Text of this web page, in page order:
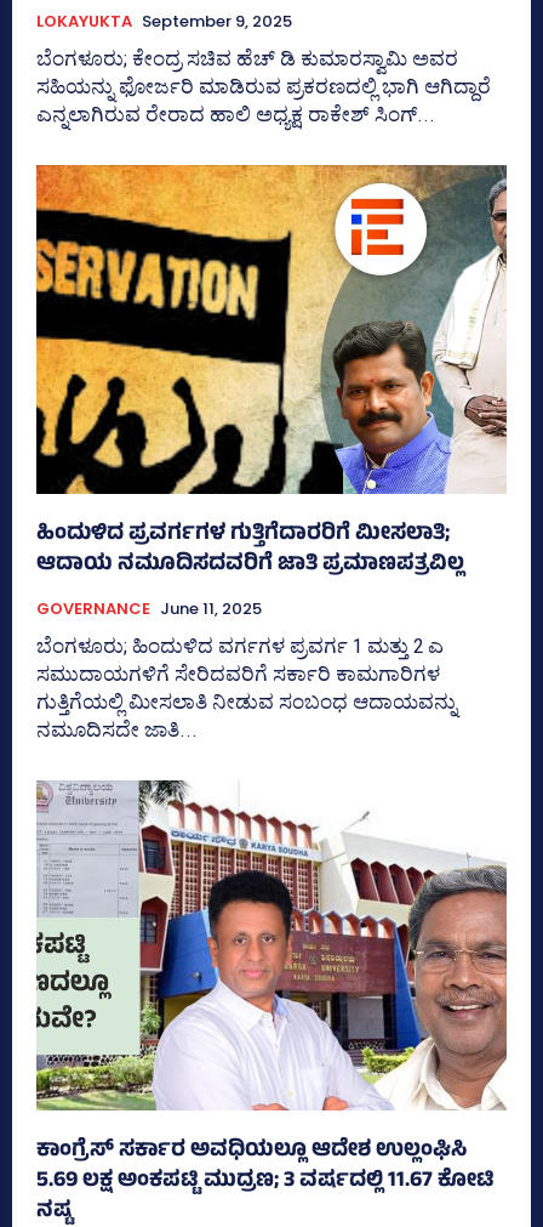
LOKAYUKTA September 9, 2025
ಬೆಂಗಳೂರು; ಕೇಂದ್ರ ಸಚಿವ ಹೆಚ್‌ ಡಿ ಕುಮಾರಸ್ವಾಮಿ ಅವರ
ಸಹಿಯನ್ನು ಫೋರ್ಜರಿ ಮಾಡಿರುವ ಪ್ರಕರಣದಲ್ಲಿ ಭಾಗಿ ಆಗಿದ್ದಾರೆ
ಎನ್ನಲಾಗಿರುವ ರೇರಾದ ಹಾಲಿ ಅಧ್ಯಕ್ಷ ರಾಕೇಶ್‌ ಸಿಂಗ್‌...
ಹಿಂದುಳಿದ ಪ್ರವರ್ಗಗಳ ಗುತ್ತಿಗೆದಾರರಿಗೆ ಮೀಸಲಾತಿ;
ಆದಾಯ ನಮೂದಿಸದವರಿಗೆ ಜಾತಿ ಪ್ರಮಾಣಪತ್ರವಿಲ್ಲ
GOVERNANCE June 11, 2025
ಬೆಂಗಳೂರು; ಹಿಂದುಳಿದ ವರ್ಗಗಳ ಪ್ರವರ್ಗ 1 ಮತ್ತು 2 ಎ
ಸಮುದಾಯಗಳಿಗೆ ಸೇರಿದವರಿಗೆ ಸರ್ಕಾರಿ ಕಾಮಗಾರಿಗಳ
ಗುತ್ತಿಗೆಯಲ್ಲಿ ಮೀಸಲಾತಿ ನೀಡುವ ಸಂಬಂಧ ಆದಾಯವನ್ನು
ನಮೂದಿಸದೇ ಜಾತಿ...
ಕಾಂಗ್ರೆಸ್‌ ಸರ್ಕಾರ ಅವಧಿಯಲ್ಲೂ ಆದೇಶ ಉಲ್ಲಂಘಿಸಿ
5.69 ಲಕ್ಷ ಅಂಕಪಟ್ಟಿ ಮುದ್ರಣ; 3 ವರ್ಷದಲ್ಲಿ 11.67 ಕೋಟಿ
ನಷ್ಟ